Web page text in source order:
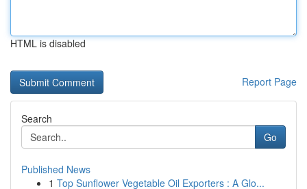
HTML is disabled
Report Page
Search
Go
Published News
1 Top Sunflower Vegetable Oil Exporters : A Glo...